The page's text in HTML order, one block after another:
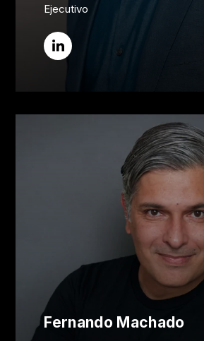
Ejecutivo
Fernando Machado